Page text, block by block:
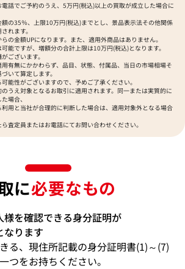
話でご予約のうえ、5万円(税込)以上の買取が成立した場合に
の35％、上限10万円(税込)までとし、景品表示法その他関係
れます。
の金額UPになります。また、適用外商品はありません。
能ですが、増額分の合計上限は10万円(税込)となります。
ございます。
有無にかかわらず、品目、状態、付属品、当日の市場相場そ
いて算定します。
能性がございますので、予めご了承ください。
うえ対象となるお取引に適用されます。同一または実質的に
場合、
用と当社が合理的に判断した場合は、適用対象外となる場合
査定員またはお電話にてお問い合わせください。
に必要なもの
様を確認できる身分証明が
なります
る、現住所記載の身分証明書(1)～(7)
つをお持ちください。